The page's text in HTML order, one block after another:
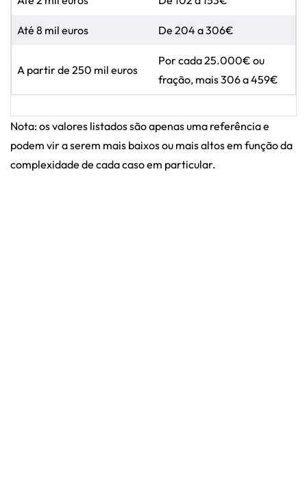
Até 8 mil euros De 204 a 306€
A partir de 250 mil euros
Por cada 25.000€ ou
fração, mais 306 a 459€
Nota: os valores listados são apenas uma referência e
podem vir a serem mais baixos ou mais altos em função da
complexidade de cada caso em particular.